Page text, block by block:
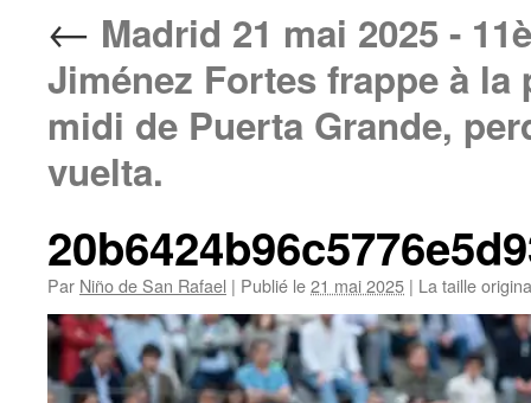
← Madrid 21 mai 2025 -
Jiménez Fortes frappe à
midi de Puerta Grande,
vuelta.
Par Niño de San Rafael | Publié le21 mai 2025 | La taille